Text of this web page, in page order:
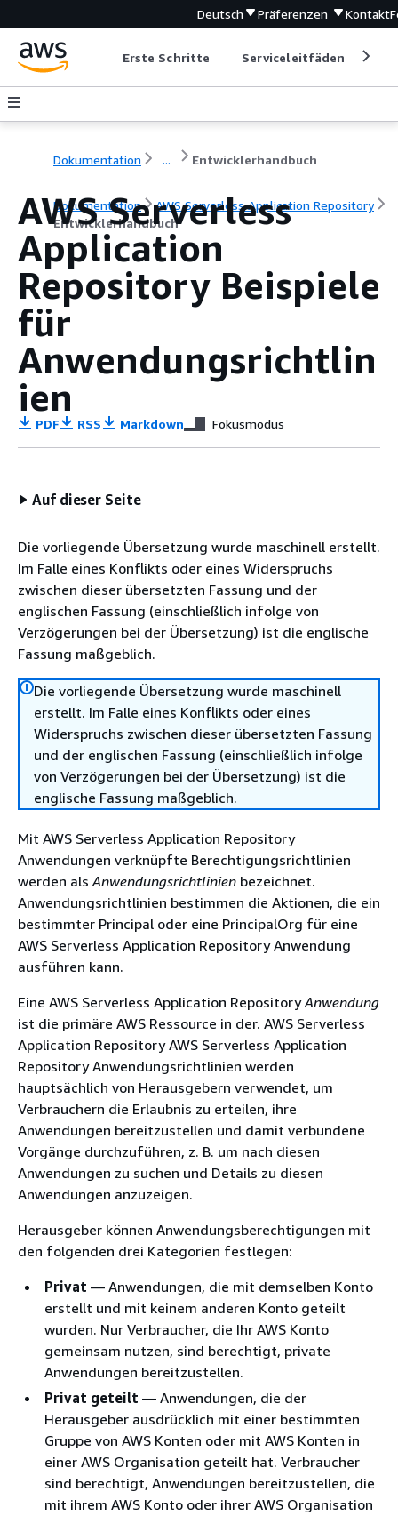
Deutsch Präferenzen Kontakt
Erste Schritte Serviceleitfäden
Dokumentation ... Entwicklerhandbuch
Dokumentation
AWS Serverless Application Repository
Entwicklerhandbuch
AWS Serverless
Application
Repository Beispiele
für
Anwendungsrichtlin
ien
PDF RSS Markdown Fokusmodus
Auf dieser Seite
Die vorliegende Übersetzung wurde maschinell erstellt.
Im Falle eines Konflikts oder eines Widerspruchs
zwischen dieser übersetzten Fassung und der
englischen Fassung (einschließlich infolge von
Verzögerungen bei der Übersetzung) ist die englische
Fassung maßgeblich.
Die vorliegende Übersetzung wurde maschinell
erstellt. Im Falle eines Konflikts oder eines
Widerspruchs zwischen dieser übersetzten Fassung
und der englischen Fassung (einschließlich infolge
von Verzögerungen bei der Übersetzung) ist die
englische Fassung maßgeblich.
Mit AWS Serverless Application Repository
Anwendungen verknüpfte Berechtigungsrichtlinien
werden alsAnwendungsrichtlinien bezeichnet.
Anwendungsrichtlinien bestimmen die Aktionen, die ein
bestimmter Principal oder eine PrincipalOrg für eine
AWS Serverless Application Repository Anwendung
ausführen kann.
Eine AWS Serverless Application RepositoryAnwendung
ist die primäre AWS Ressource in der. AWS Serverless
Application Repository AWS Serverless Application
Repository Anwendungsrichtlinien werden
hauptsächlich von Herausgebern verwendet, um
Verbrauchern die Erlaubnis zu erteilen, ihre
Anwendungen bereitzustellen und damit verbundene
Vorgänge durchzuführen, z. B. um nach diesen
Anwendungen zu suchen und Details zu diesen
Anwendungen anzuzeigen.
Herausgeber können Anwendungsberechtigungen mit
den folgenden drei Kategorien festlegen:
Privat — Anwendungen, die mit demselben Konto
erstellt und mit keinem anderen Konto geteilt
wurden. Nur Verbraucher, die Ihr AWS Konto
gemeinsam nutzen, sind berechtigt, private
Anwendungen bereitzustellen.
Privat geteilt — Anwendungen, die der
Herausgeber ausdrücklich mit einer bestimmten
Gruppe von AWS Konten oder mit AWS Konten in
einer AWS Organisation geteilt hat. Verbraucher
sind berechtigt, Anwendungen bereitzustellen, die
mit ihrem AWS Konto oder ihrer AWS Organisation